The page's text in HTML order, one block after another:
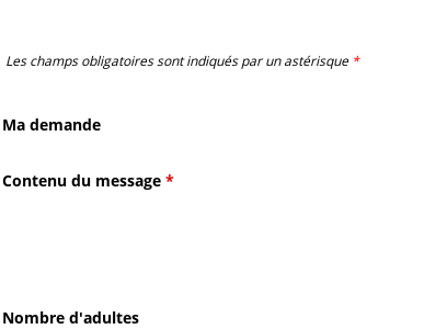
Les champs obligatoires sont indiqués par un astérisque *
Ma demande
Contenu du message *
Nombre d'adultes